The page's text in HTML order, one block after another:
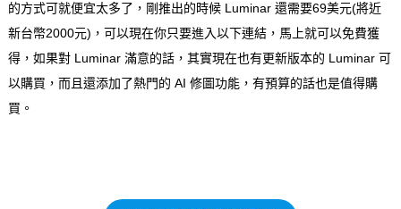
的方式可就便宜太多了，剛推出的時候 Luminar 還需要69美元(將近
新台幣2000元)，可以現在你只要進入以下連結，馬上就可以免費獲
得，如果對 Luminar 滿意的話，其實現在也有更新版本的 Luminar 可
以購買，而且還添加了熱門的 AI 修圖功能，有預算的話也是值得購
買。